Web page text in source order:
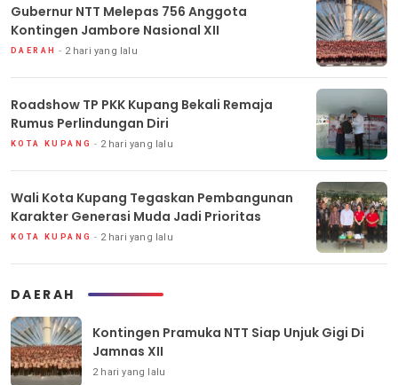
Gubernur NTT Melepas 756 Anggota
Kontingen Jambore Nasional XII
DAERAH 2 hari yang lalu
Roadshow TP PKK Kupang Bekali Remaja
Rumus Perlindungan Diri
KOTA KUPANG 2 hari yang lalu
Wali Kota Kupang Tegaskan Pembangunan
Karakter Generasi Muda Jadi Prioritas
KOTA KUPANG 2 hari yang lalu
DAERAH
Kontingen Pramuka NTT Siap Unjuk Gigi Di
Jamnas XII
2 hari yang lalu